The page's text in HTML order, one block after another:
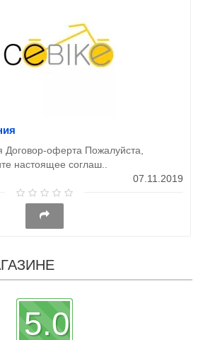
Договор-оферта Пожалуйста,
настоящее соглаш..
07.11.2019
5.0